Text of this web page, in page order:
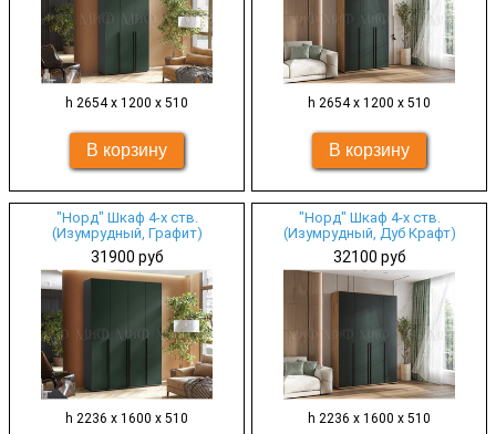
h 2654 х 1200 х 510 h 2654 х 1200 х 510
"Норд" Шкаф 4-х ств.
(Изумрудный, Графит)
31900 руб
h 2236 х 1600 х 510
"Норд" Шкаф 4-х ств.
(Изумрудный, Дуб Крафт)
32100 руб
h 2236 х 1600 х 510